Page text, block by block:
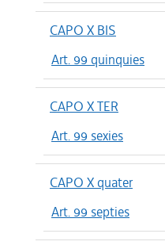
CAPO X BIS
Art. 99 quinquies
CAPO X TER
Art. 99 sexies
CAPO X quater
Art. 99 septies